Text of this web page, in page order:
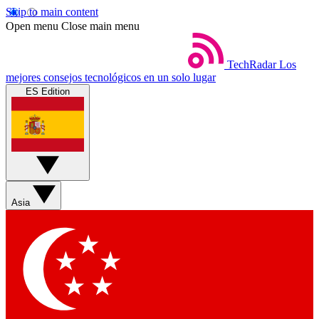
Skip to main content
Open menu Close main menu
TechRadar Los
mejores consejos tecnológicos en un solo lugar
ES Edition
Asia